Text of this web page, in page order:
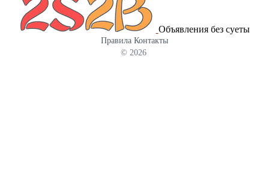
Объявления без суеты
Правила Контакты
© 2026